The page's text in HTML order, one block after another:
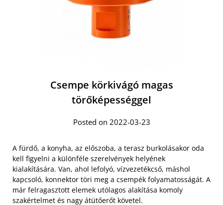
Csempe körkivágó magas
törőképességgel
Posted on 2022-03-23
A fürdő, a konyha, az előszoba, a terasz burkolásakor oda
kell figyelni a különféle szerelvények helyének
kialakítására. Van, ahol lefolyó, vízvezetékcső, máshol
kapcsoló, konnektor töri meg a csempék folyamatosságát. A
már felragasztott elemek utólagos alakítása komoly
szakértelmet és nagy átütőerőt követel.